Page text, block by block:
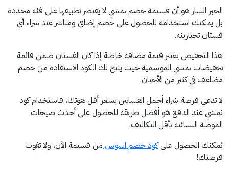
الخبر السار هو أن قسيمة خصم نمشي لا يقتصر تطبيقها على فئة محددة
بل يمكنك استخدامه للحصول على خصم إضافي ومباشر عند شراء أي
فستان تختارينه.
هذا التخفيض يعتبر قيمة مضافة خاصة إذا كان الفستان ضمن قائمة
تخفيضات نمشي الموسمية حيث يتيح لك الكود الاستفادة من خصم
مضاعف في كثير من الأحيان.
لا تدعي فرصة شراء أجمل الفساتين بسعر أقل تفوتك، فاستخدام كود
نمشي عند الدفع هو أفضل طريقة للحصول على أحدث صيحات
الموضة النسائية بأقل التكاليف.
يُمكنك الحصول علىكود خصم اسوسمن قسيمة الآن، ولا تفوت
فرصتك!